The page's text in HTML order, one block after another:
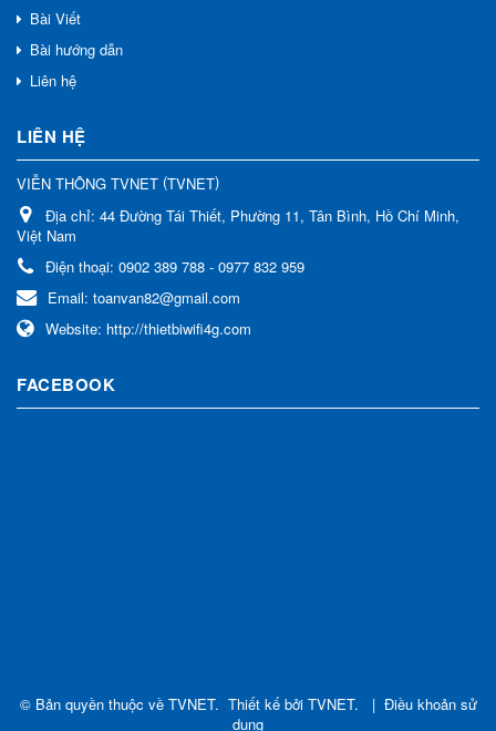
Bài Viết
Bài hướng dẫn
Liên hệ
LIÊN HỆ
VIỄN THÔNG TVNET (TVNET)
Địa chỉ: 44 Đường Tái Thiết, Phường 11, Tân Bình, Hồ Chí Minh,
Việt Nam
Điện thoại: 0902 389 788 - 0977 832 959
Email: toanvan82@gmail.com
Website: http://thietbiwifi4g.com
FACEBOOK
© Bản quyền thuộc về TVNET. Thiết kế bởi TVNET. | Điều khoản sử
dụng